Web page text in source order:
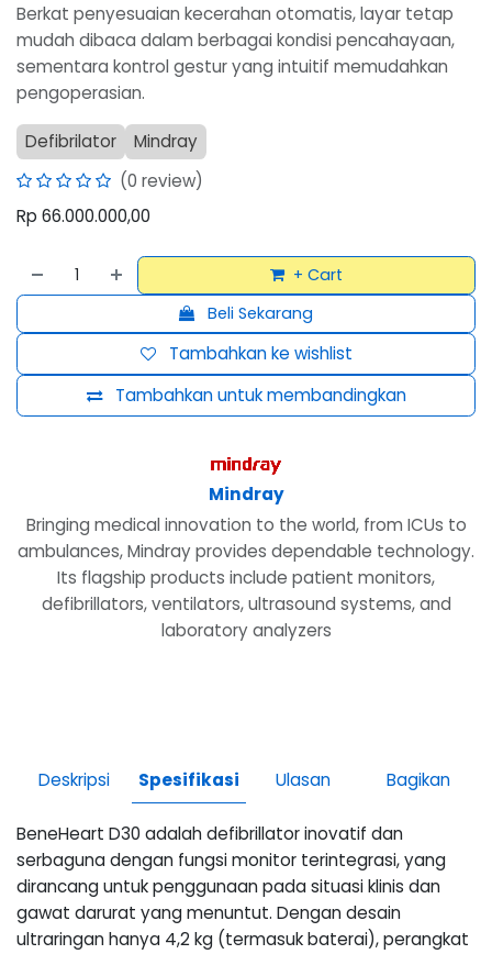
Berkat penyesuaian kecerahan otomatis, layar tetap
mudah dibaca dalam berbagai kondisi pencahayaan,
sementara kontrol gestur yang intuitif memudahkan
pengoperasian.
Defibrilator
Mindray
(0 review)
Rp 66.000.000,00
+ Cart
Beli Sekarang
Tambahkan untuk membandingkan
Tambahkan ke wishlist
Mindray
Bringing medical innovation to the world, from ICUs to
ambulances, Mindray provides dependable technology.
Its flagship products include patient monitors,
defibrillators, ventilators, ultrasound systems, and
laboratory analyzers
Deskripsi Spesifikasi Ulasan Bagikan
BeneHeart D30 adalah defibrillator inovatif dan
serbaguna dengan fungsi monitor terintegrasi, yang
dirancang untuk penggunaan pada situasi klinis dan
gawat darurat yang menuntut. Dengan desain
ultraringan hanya 4,2 kg (termasuk baterai), perangkat